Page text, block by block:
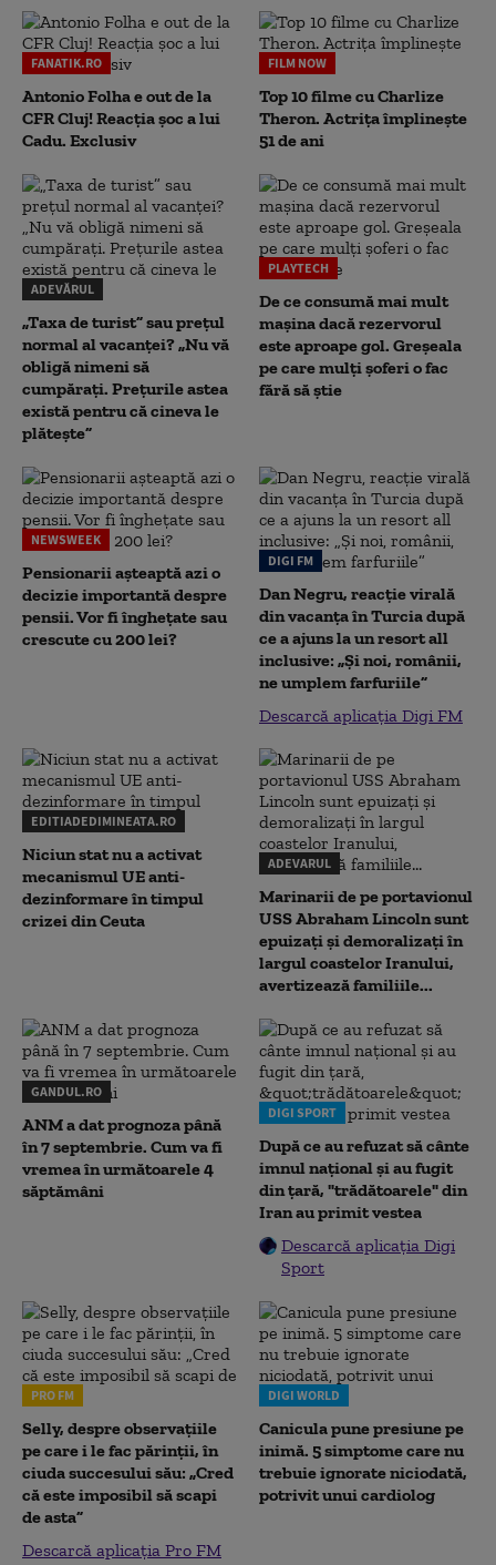
FANATIK.RO
Antonio Folha e out de la
CFR Cluj! Reacția șoc a lui
Cadu. Exclusiv
FILM NOW
Top 10 filme cu Charlize
Theron. Actrița împlinește
51 de ani
ADEVĂRUL
„Taxa de turist” sau prețul
normal al vacanței? „Nu vă
obligă nimeni să
cumpărați. Prețurile astea
există pentru că cineva le
plătește”
PLAYTECH
De ce consumă mai mult
mașina dacă rezervorul
este aproape gol. Greșeala
pe care mulți șoferi o fac
fără să știe
NEWSWEEK
Pensionarii așteaptă azi o
decizie importantă despre
pensii. Vor fi înghețate sau
crescute cu 200 lei?
DIGI FM
Dan Negru, reacție virală
din vacanța în Turcia după
ce a ajuns la un resort all
inclusive: „Și noi, românii,
ne umplem farfuriile”
Descarcă aplicația Digi FM
EDITIADEDIMINEATA.RO
Niciun stat nu a activat
mecanismul UE anti-
dezinformare în timpul
crizei din Ceuta
ADEVARUL
Marinarii de pe portavionul
USS Abraham Lincoln sunt
epuizați și demoralizați în
largul coastelor Iranului,
avertizează familiile...
GANDUL.RO
ANM a dat prognoza până
în 7 septembrie. Cum va fi
vremea în următoarele 4
săptămâni
DIGI SPORT
După ce au refuzat să cânte
imnul naţional şi au fugit
din ţară, "trădătoarele" din
Iran au primit vestea
Descarcă aplicația Digi
Sport
PRO FM
Selly, despre observațiile
pe care i le fac părinții, în
ciuda succesului său: „Cred
că este imposibil să scapi
de asta”
Descarcă aplicația Pro FM
DIGI WORLD
Canicula pune presiune pe
inimă. 5 simptome care nu
trebuie ignorate niciodată,
potrivit unui cardiolog